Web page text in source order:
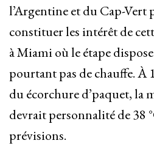
l’Argentine et du Cap-Vert
constituer les intérêt de
à Miami où le étape
pourtant pas de chauffe. À
du écorchure d’paquet, la
devrait personnalité de 38
prévisions.